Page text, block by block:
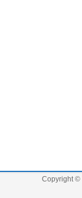
Copyright ©